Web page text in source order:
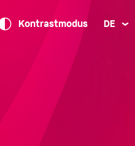
Kontrastmodus DE